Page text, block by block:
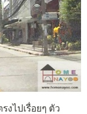
งไปเรื่อยๆ ตัว